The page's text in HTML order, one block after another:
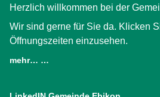
Herzlich willkommen bei der
Wir sind gerne für Sie da. Klicken
Öffnungszeiten einzusehen.
mehr… …